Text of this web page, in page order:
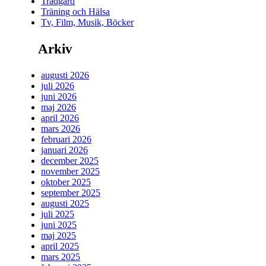
Träning och Hälsa
Tv, Film, Musik, Böcker
Arkiv
augusti 2026
juli 2026
juni 2026
maj 2026
april 2026
mars 2026
februari 2026
januari 2026
december 2025
november 2025
oktober 2025
september 2025
augusti 2025
juli 2025
juni 2025
maj 2025
april 2025
mars 2025